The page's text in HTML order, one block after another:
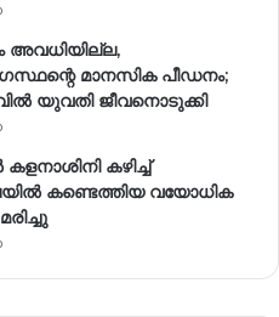
അവധിയില്ല,
മാനസിക പീഡനം;
യുവതി ജീവനൊടുക്കി
കഴിച്ച്
കണ്ടെത്തിയ വയോധിക